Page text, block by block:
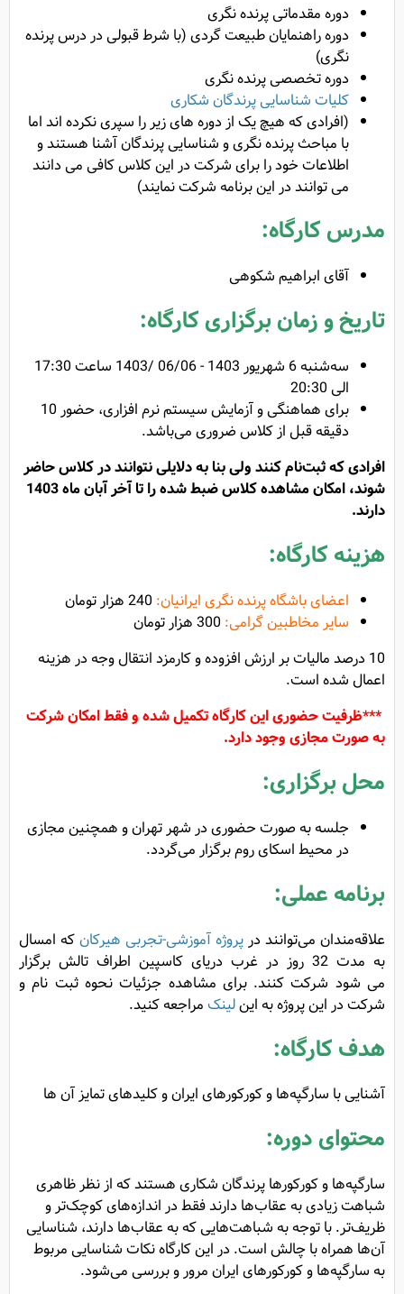
دوره مقدماتی پرنده نگری
دوره راهنمایان طبیعت گردی (با شرط قبولی در درس پرنده
نگری)
دوره تخصصی پرنده نگری
کلیات شناسایی پرندگان شکاری
(افرادی که هیچ یک از دوره های زیر را سپری نکرده اند اما
با مباحث پرنده نگری و شناسایی پرندگان آشنا هستند و
اطلاعات خود را برای شرکت در این کلاس کافی می دانند
می توانند در این برنامه شرکت نمایند)
مدرس کارگاه:
آقای ابراهیم شکوهی
تاریخ و زمان برگزاری کارگاه:
سه‌شنبه 6 شهریور 1403 - 06/06 /1403 ساعت 17:30
الی 20:30
برای هماهنگی و آزمایش سیستم نرم افزاری، حضور 10
دقیقه قبل از کلاس ضروری می‌باشد.
افرادی که ثبت‌نام کنند ولی بنا به دلایلی نتوانند در کلاس حاضر
شوند، امکان مشاهده کلاس ضبط شده را تا آخر آبان ماه 1403
دارند.
هزینه کارگاه:
اعضای باشگاه پرنده نگری ایرانیان:
سایر مخاطبین گرامی:
10 درصد مالیات بر ارزش افزوده و کارمزد انتقال وجه در هزینه
اعمال شده است.
***ظرفیت حضوری این کارگاه تکمیل شده و فقط امکان شرکت
به صورت مجازی وجود دارد.
محل برگزاری:
جلسه به صورت حضوری در شهر تهران و همچنین مجازی
در محیط اسکای روم برگزار می‌گردد.
برنامه عملی:
علاقه‌مندان می‌توانند درپروژه آموزشی-تجربی هیرکانکه امسال
به مدت 32 روز در غرب دریای کاسپین اطراف تالش برگزار
می ‌شود شرکت کنند. برای مشاهده جزئیات نحوه ثبت نام و
شرکت در این پروژه به اینلینکمراجعه کنید.
هدف کارگاه:
آشنایی با سارگپه‌ها و کورکورهای ایران و کلیدهای تمایز آن ها
محتوای دوره:
سارگپه‌ها و کورکورها پرندگان شکاری هستند که از نظر ظاهری
شباهت زیادی به عقاب‌ها دارند فقط در اندازه‌های کوچک‌تر و
ظریف‌تر. با توجه به شباهت‌هایی که به عقاب‌ها دارند، شناسایی
آن‌ها همراه با چالش است. در این کارگاه نکات شناسایی مربوط
به سارگپه‌ها و کورکورهای ایران مرور و بررسی می‌شود.